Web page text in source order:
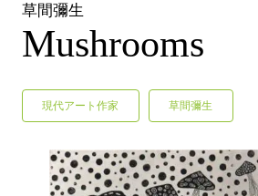
草間彌生
Mushrooms
現代アート作家 草間彌生